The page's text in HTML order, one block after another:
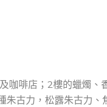
咖啡店；2樓的蠟燭、
朱古力，松露朱古力、